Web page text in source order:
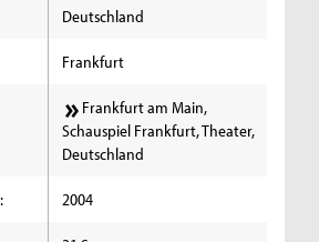
Deutschland
Frankfurt
Frankfurt am Main,
Schauspiel Frankfurt, Theater,
Deutschland
2004